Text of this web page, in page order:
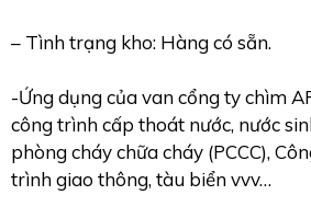
– Tình trạng kho: Hàng có sẵn.
-Ứng dụng của van cổng ty chìm
công trình cấp thoát nước, nước
phòng cháy chữa cháy (PCCC),
trình giao thông, tàu biển vvv…